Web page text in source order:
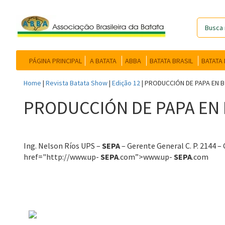
PÁGINA PRINCIPAL A BATATA ABBA BATATA BRASIL
Home | Revista Batata Show| Edição 12| PRODUCCIÓN DE PAPA EN
PRODUCCIÓN DE PAPA
Ing. Nelson Ríos UPS – SEPA– Gerente General C. P. 2144
href="http://www.up- SEPA.com”>www.up- SEPA.com